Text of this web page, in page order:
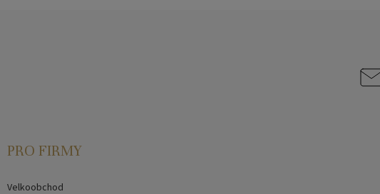
PRO FIRMY
Velkoobchod